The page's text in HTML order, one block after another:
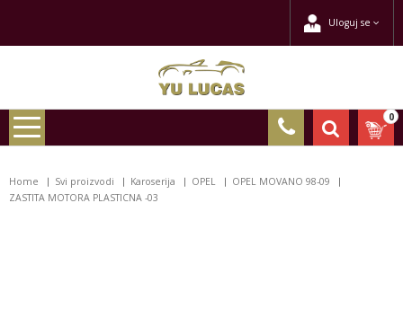
Uloguj se
0
Home Svi proizvodi Karoserija OPEL
OPEL MOVANO 98-09
ZASTITA MOTORA PLASTICNA -03